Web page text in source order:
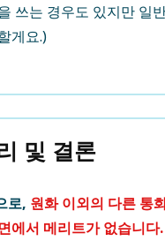
쓰는 경우도 있지만 일
게요.)
및 결론
로, 원화 이외의 다른 통
에서 메리트가 없습니다.